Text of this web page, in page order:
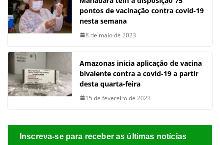
pontos de vacinação contra covid-19
nesta semana
8 de maio de 2023
Amazonas inicia aplicação de vacina
bivalente contra a covid-19 a partir
desta quarta-feira
15 de fevereiro de 2023
Inscreva-se para receber as últimas notícias